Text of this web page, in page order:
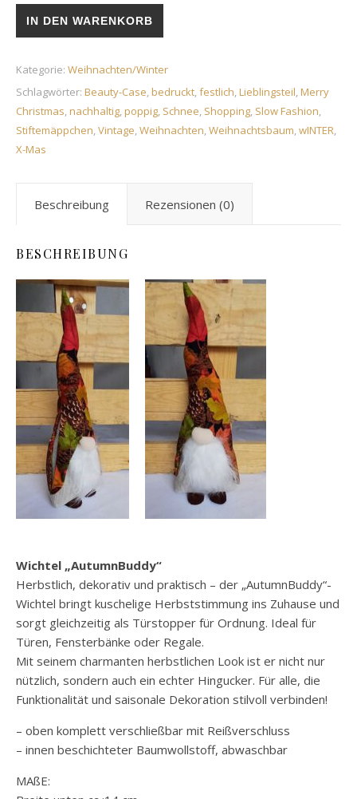
IN DEN WARENKORB
Kategorie: Weihnachten/Winter
Schlagwörter: Beauty-Case,bedruckt,festlich,Lieblingsteil,Merry
Christmas,nachhaltig,poppig, Schnee, Shopping, Slow Fashion,
Stiftemäppchen,Vintage,Weihnachten,Weihnachtsbaum,wINTER,
X-Mas
Beschreibung Rezensionen (0)
BESCHREIBUNG
Wichtel „AutumnBuddy“
Herbstlich, dekorativ und praktisch – der „AutumnBuddy“-
Wichtel bringt kuschelige Herbststimmung ins Zuhause und
sorgt gleichzeitig als Türstopper für Ordnung. Ideal für
Türen, Fensterbänke oder Regale.
Mit seinem charmanten herbstlichen Look ist er nicht nur
nützlich, sondern auch ein echter Hingucker. Für alle, die
Funktionalität und saisonale Dekoration stilvoll verbinden!
– oben komplett verschließbar mit Reißverschluss
– innen beschichteter Baumwollstoff, abwaschbar
MAßE: